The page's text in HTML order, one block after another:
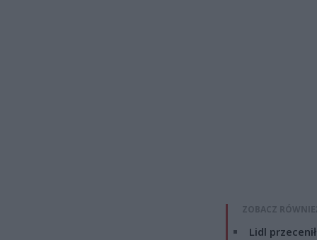
ZOBACZ
Lidl